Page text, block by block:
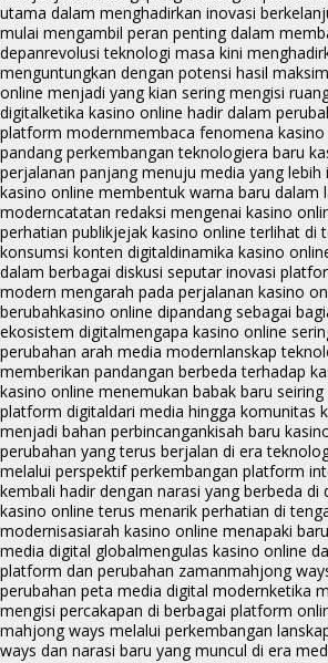
utama dalam menghadirkan inovasi
mulai mengambil peran penting dalam
depanrevolusi teknologi masa kini
menguntungkan dengan potensi hasil
online menjadi yang kian sering mengisi
digitalketika kasino online hadir dalam
platform modernmembaca fenomena
pandang perkembangan teknologiera baru
perjalanan panjang menuju media yang lebih
kasino online membentuk warna baru dalam
moderncatatan redaksi mengenai kasino
perhatian publikjejak kasino online terlihat di
konsumsi konten digitaldinamika kasino
dalam berbagai diskusi seputar inovasi
modern mengarah pada perjalanan kasino
berubahkasino online dipandang sebagai
ekosistem digitalmengapa kasino online
perubahan arah media modernlanskap
memberikan pandangan berbeda terhadap
kasino online menemukan babak baru
platform digitaldari media hingga komunitas
menjadi bahan perbincangankisah baru
perubahan yang terus berjalan di era
melalui perspektif perkembangan platform
kembali hadir dengan narasi yang berbeda di
kasino online terus menarik perhatian di
modernisasiarah kasino online menapaki
media digital globalmengulas kasino online
platform dan perubahan zamanmahjong
perubahan peta media digital modernketika
mengisi percakapan di berbagai platform
mahjong ways melalui perkembangan
ways dan narasi baru yang muncul di era